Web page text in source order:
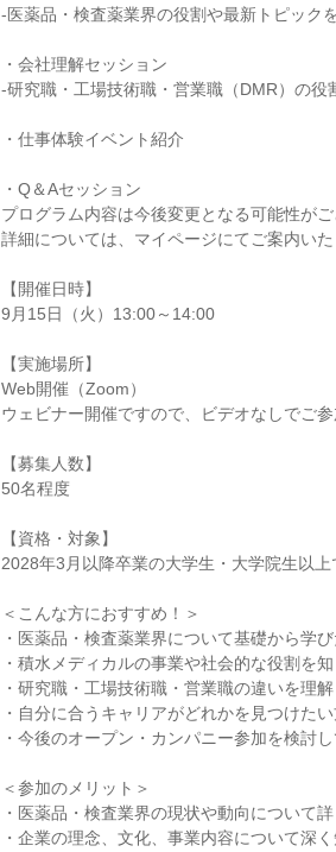
-医薬品・検査薬業界の役割や最新トピック
・会社理解セッション
-研究職・工場技術職・営業職（DMR）の役
・仕事体験イベント紹介
・Q＆Aセッション
プログラム内容は今後変更となる可能性がご
詳細については、マイページにてご案内いた
【開催日時】
9月15日（火）13:00～14:00
【実施場所】
Web開催（Zoom）
ウェビナー開催ですので、ビデオなしでご参
【募集人数】
50名程度
【資格・対象】
2028年3月以降卒業の大学生・大学院生以
＜こんな方におすすめ！＞
・医薬品・検査薬業界について基礎から学
・積水メディカルの事業や社会的な役割を
・研究職・工場技術職・営業職の違いを理
・自分に合うキャリアがどれかを見つけた
・今後のオープン・カンパニー参加を検討
＜参加のメリット＞
・医薬品・検査業界の現状や動向について
・企業の理念、文化、事業内容について深